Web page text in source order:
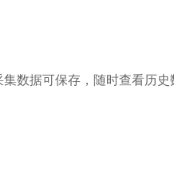
数据可保存，随时查看历